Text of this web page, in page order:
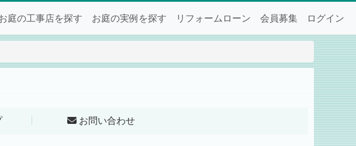
庭の工事店を探す お庭の実例を探す リフォームローン 会員募集 ログイン
お問い合わせ